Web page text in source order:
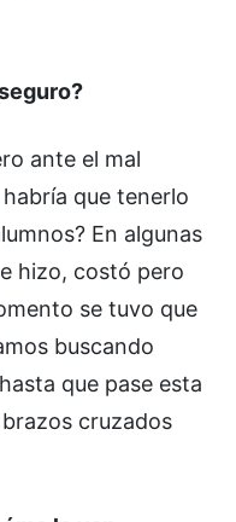
ante el mal
que tenerlo
En algunas
hizo, costó pero
se tuvo que
buscando
que pase esta
cruzados